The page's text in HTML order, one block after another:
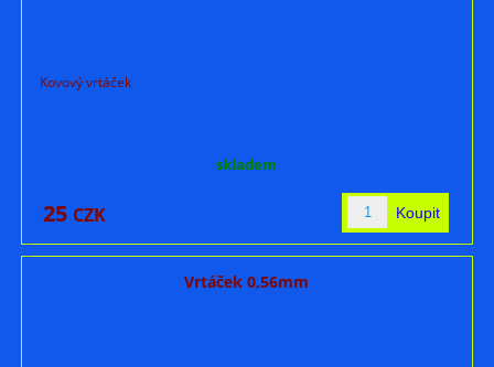
Kovový vrtáček
skladem
25 CZK
Vrtáček 0,56mm